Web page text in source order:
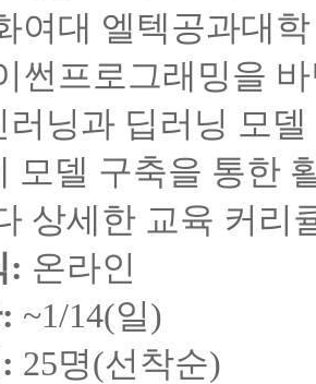
여대 엘텍공과대
썬프로그래밍을
딥러닝 모델
구축을 통한 활
상세한 교육 커리
: 온라인
: ~1/14(일)
: 25명(선착순)